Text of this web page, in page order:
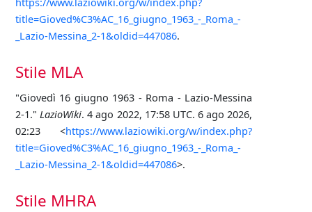
title=Gioved%C3%AC_16_giugno_1963_-_Roma_-
_Lazio-Messina_2-1&oldid=447086.
Stile MLA
"Giovedì 16 giugno 1963 - Roma - Lazio-Messina
2-1."LazioWiki. 4 ago 2022, 17:58 UTC. 6 ago 2026,
02:23 <https://www.laziowiki.org/w/index.php?
title=Gioved%C3%AC_16_giugno_1963_-_Roma_-
_Lazio-Messina_2-1&oldid=447086>.
Stile MHRA